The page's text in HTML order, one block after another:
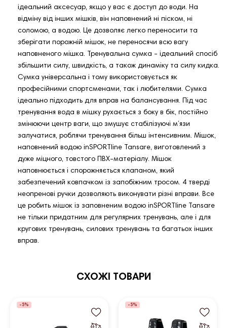
ідеальний аксесуар, якщо у вас є доступ до води. На
відміну від інших мішків, він наповнений ні піском, ні
соломою, а водою. Це дозволяє легко переносити та
зберігати порожній мішок, не переносячи всю вагу
наповненого мішка. Тренувальна сумка - ідеальний спосіб
збільшити силу, швидкість, а також динаміку та силу кидка.
Сумка універсальна і тому використовується як
професійними спортсменами, так і любителями. Сумка
ідеально підходить для вправ на балансування. Під час
тренування вода в мішку рухається з боку в бік, постійно
змінюючи центр ваги, що змушує стабілізуючі м’язи
залучатися, роблячи тренування більш інтенсивним. Мішок,
наповнений водою inSPORTline Tansare, виготовлений з
дуже міцного, товстого ПВХ-матеріалу. Мішок
наповнюється і спорожняється клапаном, який
забезпечений ковпачком із запобіжним тросом. 4 тверді
неопренові ручки дозволяють виконувати різні вправи. Все
це робить мішок із заповненим водою inSPORTline Tansare
не тільки придатним для регулярних тренувань, але і для
кругових тренувань, силових тренувань та багатьох інших
вправ.
СХОЖІ ТОВАРИ
-5% -5%